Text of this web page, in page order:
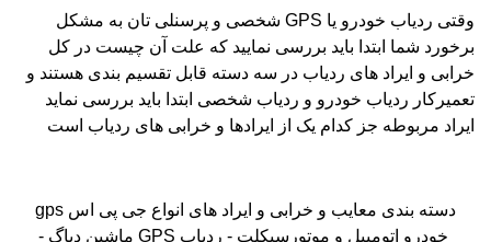
وقتی ردیاب خودرو یا GPS شخصی و پرسنلی تان به مشکل
برخورد شما ابتدا باید بررسی نمایید که علت آن چیست در کل
خرابی و ایراد های ردیاب در سه دسته قابل تقسیم بندی هستند و
تعمیرکار ردیاب خودرو و ردیاب شخصی ابتدا باید بررسی نماید
ایراد مربوطه جز کدام یک از ایرادها و خرابی های ردیاب است
دسته بندی معایب و خرابی و ایراد های انواع جی پی اس gps
خودرو اتومبیل و موتورسیکلت - ردیاب GPS ماشین دیاگ -